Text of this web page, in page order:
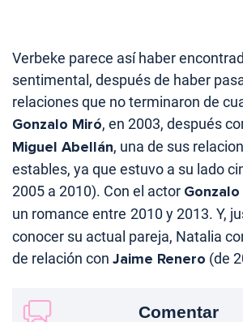
Verbeke parece así haber
sentimental, después de haber
relaciones que no terminaron de
Gonzalo Miró, en 2003, después
Miguel Abellán, una de sus
estables, ya que estuvo a su lado
2005 a 2010). Con el actor
un romance entre 2010 y 2013. Y,
conocer su actual pareja, Natalia
de relación con Jaime Renero (de
Comentar